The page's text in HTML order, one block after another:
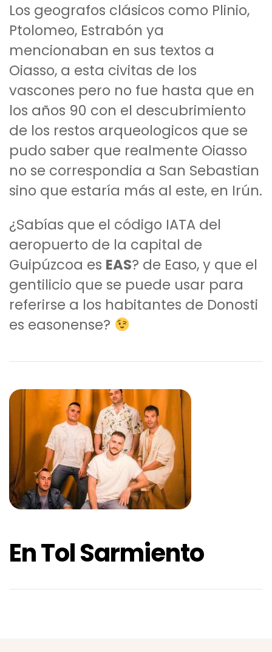
Los geografos clásicos como Plinio,
Ptolomeo, Estrabón ya
mencionaban en sus textos a
Oiasso, a esta civitas de los
vascones pero no fue hasta que en
los años 90 con el descubrimiento
de los restos arqueologicos que se
pudo saber que realmente Oiasso
no se correspondia a San Sebastian
sino que estaría más al este, en Irún.
¿Sabías que el código IATA del
aeropuerto de la capital de
Guipúzcoa es EAS? de Easo, y que el
gentilicio que se puede usar para
referirse a los habitantes de Donosti
es easonense?
En Tol Sarmiento